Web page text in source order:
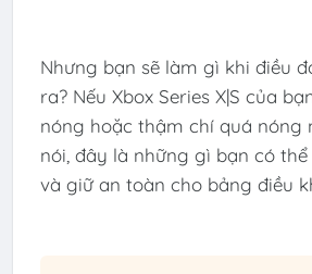
Nhưng bạn sẽ làm gì khi điều
ra? Nếu Xbox Series X|S của
nóng hoặc thậm chí quá nóng
nói, đây là những gì bạn có
và giữ an toàn cho bảng điều